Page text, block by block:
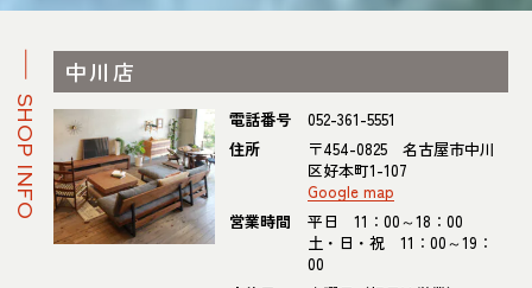
SHOP INFO
中川店
電話番号
052-361-5551
住所
〒454-0825 名古屋市中川
区好本町1-107
Google map
営業時間
平日 11：00～18：00
土・日・祝 11：00～19：
00